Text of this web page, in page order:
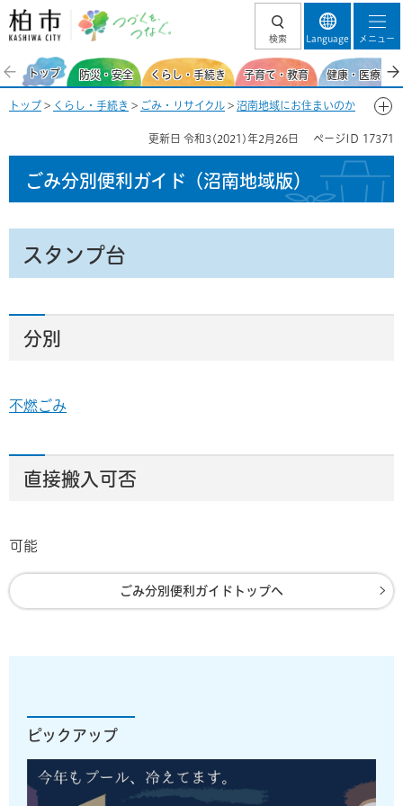
柏市 つづくを、
検索 Language メニュー
トップ 防災・安全 くらし・手続き 子育て・教育 健康・医療・
トップ > くらし・手続き > ごみ・リサイクル > 沼南地域にお住まいのか
更新日 令和3(2021)年2月26日 ページID 17371
ごみ分別便利ガイド （沼南地域版）
スタンプ台
分別
不燃ごみ
直接搬入可否
可能
ごみ分別便利ガイドトップへ
ピックアップ